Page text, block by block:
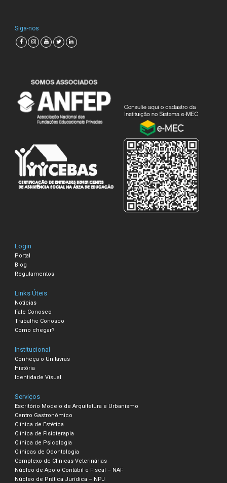
Siga-nos
Login
Portal
Blog
Regulamentos
Links Úteis
Notícias
Fale Conosco
Trabalhe Conosco
Como chegar?
Institucional
Conheça o Unilavras
História
Identidade Visual
Serviços
Escritório Modelo de Arquitetura e Urbanismo
Centro Gastronômico
Clínica de Estética
Clínica de Fisioterapia
Clínica de Psicologia
Clínicas de Odontologia
Complexo de Clínicas Veterinárias
Núcleo de Apoio Contábil e Fiscal – NAF
Núcleo de Prática Jurídica – NPJ